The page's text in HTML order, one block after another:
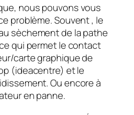
nous pouvons vous
problème. Souvent , le
sèchement de la pathe
qui permet le contact
carte graphique de
(ideacentre) et le
Ou encore à
en panne.